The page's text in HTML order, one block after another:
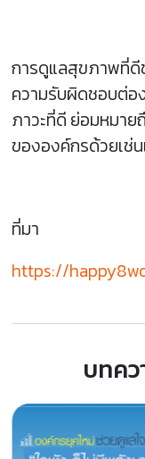
การดูแลสุขภาพที่ดี
ความรับผิดชอบต่อ
ภาวะที่ดี ย่อมหมา
ขององค์กรด้วยเช่
ที่มา
https://
บทค